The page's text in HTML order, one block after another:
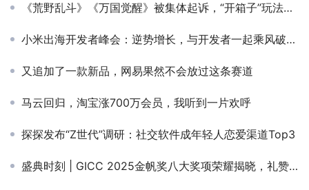
《荒野乱斗》《万国觉醒》被集体起诉，“开箱子”玩法在美国的监管动态与趋势分析
小米出海开发者峰会：逆势增长，与开发者一起乘风破浪！
又追加了一款新品，网易果然不会放过这条赛道
马云回归，淘宝涨700万会员，我听到一片欢呼
探探发布“Z世代”调研：社交软件成年轻人恋爱渠道Top3
盛典时刻 | GICC 2025金帆奖八大奖项荣耀揭晓，礼赞出海卓越先锋！